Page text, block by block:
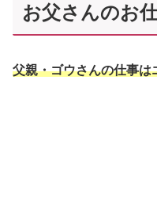
お父さんのお
父親・ゴウさんの仕事は